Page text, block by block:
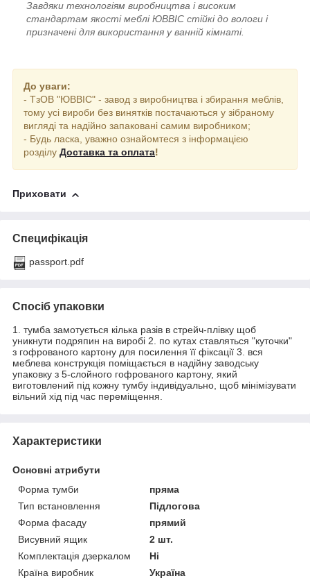
Завдяки технологіям виробництва і високим
стандартам якості меблі ЮВВІС стійкі до вологи і
призначені для використання у ванній кімнаті.
До уваги:
- ТзОВ "ЮВВІС" - завод з виробництва і збирання меблів,
тому усі вироби без винятків постачаються у зібраному
вигляді та надійно запаковані самим виробником;
- Будь ласка, уважно ознайомтеся з інформацією
розділу Доставка та оплата!
Приховати
Специфікація
passport.pdf
Спосіб упаковки
1. тумба замотується кілька разів в стрейч-плівку щоб
уникнути подряпин на виробі 2. по кутах ставляться "куточки"
з гофрованого картону для посилення її фіксації 3. вся
меблева конструкція поміщається в надійну заводську
упаковку з 5-слойного гофрованого картону, який
виготовлений під кожну тумбу індивідуально, щоб мінімізувати
вільний хід під час переміщення.
Характеристики
Основні атрибути
Форма тумби
пряма
Тип встановлення
Підлогова
Форма фасаду
прямий
Висувний ящик
2 шт.
Комплектація дзеркалом
Ні
Країна виробник
Україна